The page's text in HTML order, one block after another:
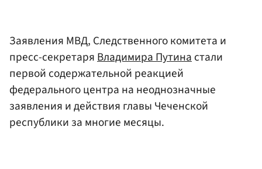
Заявления МВД, Следственного комитета и
пресс-секретаряВладимира Путинастали
первой содержательной реакцией
федерального центра на неоднозначные
заявления и действия главы Чеченской
республики за многие месяцы.